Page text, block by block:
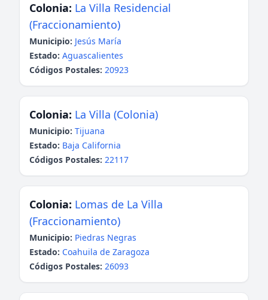
Colonia: La Villa Residencial
(Fraccionamiento)
Municipio: Jesús María
Estado: Aguascalientes
Códigos Postales: 20923
Colonia: La Villa (Colonia)
Municipio: Tijuana
Estado: Baja California
Códigos Postales: 22117
Colonia: Lomas de La Villa
(Fraccionamiento)
Municipio: Piedras Negras
Estado: Coahuila de Zaragoza
Códigos Postales: 26093